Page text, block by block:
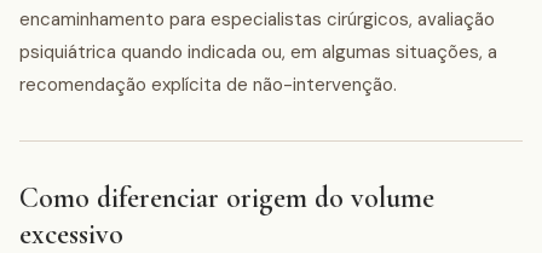
encaminhamento para especialistas cirúrgicos, avaliação
psiquiátrica quando indicada ou, em algumas situações, a
recomendação explícita de não-intervenção.
Como diferenciar origem do volume
excessivo